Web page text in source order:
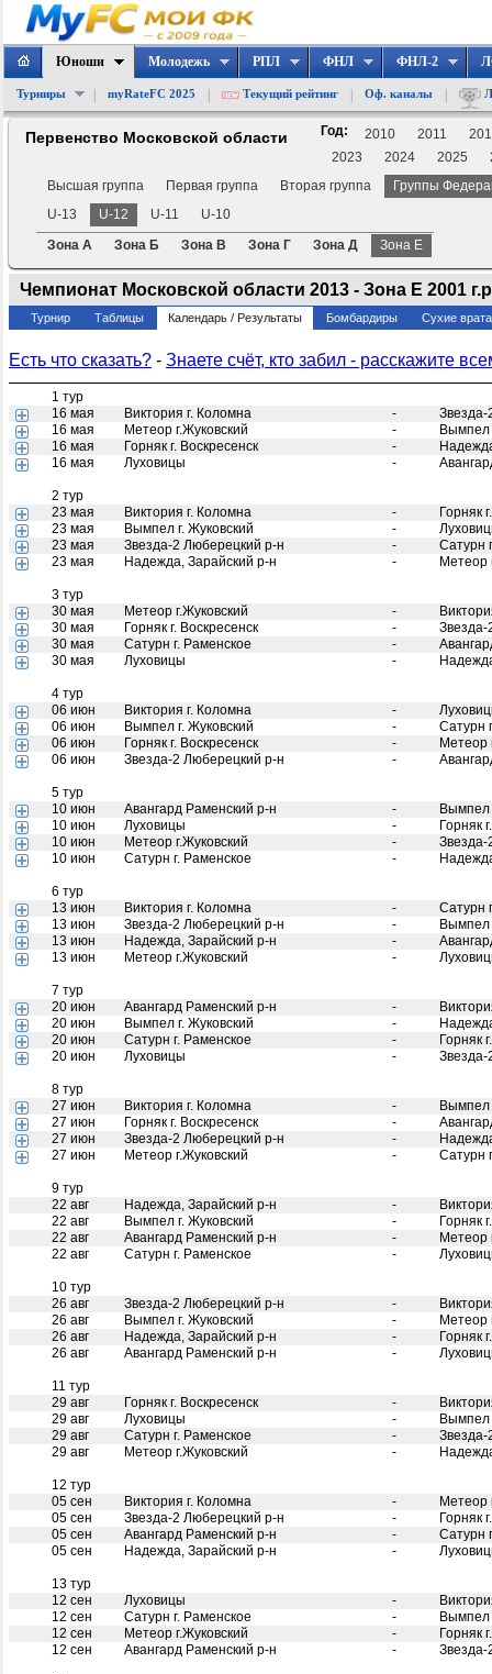
Юноши
Турниры myRateFC 2025 Текущий рейтинг Оф. каналы
Молодежь РПЛ ФНЛ ФНЛ-2
Первенство Московской области Год: 2010 2011
2023
2024 2025
Высшая группа
Первая группа Вторая группа
Группы
U-13
U-12 U-11
U-10
Зона А
Зона Б Зона В Зона Г Зона Д Зона Е
Чемпионат Московской области 2013 - Зона Е 2001
Турнир Таблицы Календарь / Результаты Бомбардиры Сухие
Есть что сказать? - Знаете счёт, кто забил - расскажите
1 тур
16 мая
Виктория г. Коломна -
16 мая
Метеор г.Жуковский -
Вымпел
16 мая
Горняк г. Воскресенск -
16 мая
Луховицы -
2 тур
23 мая
Виктория г. Коломна -
Горняк
23 мая
Вымпел г. Жуковский -
23 мая
Звезда-2 Люберецкий р-н -
Сатурн
23 мая
Надежда, Зарайский р-н - Метеор
3 тур
30 мая
Метеор г.Жуковский -
30 мая
Горняк г. Воскресенск -
30 мая
Сатурн г. Раменское -
30 мая
Луховицы -
4 тур
06 июн
Виктория г. Коломна -
06 июн
Вымпел г. Жуковский -
Сатурн
06 июн
Горняк г. Воскресенск -
Метеор
06 июн
Звезда-2 Люберецкий р-н -
5 тур
10 июн
Авангард Раменский р-н -
Вымпел
10 июн
Луховицы -
Горняк
10 июн
Метеор г.Жуковский -
10 июн
Сатурн г. Раменское -
6 тур
13 июн
Виктория г. Коломна -
Сатурн
13 июн
Звезда-2 Люберецкий р-н -
Вымпел
13 июн
Надежда, Зарайский р-н -
13 июн
Метеор г.Жуковский -
7 тур
20 июн
Авангард Раменский р-н -
20 июн
Вымпел г. Жуковский -
20 июн
Сатурн г. Раменское -
Горняк
20 июн
Луховицы -
8 тур
27 июн
Виктория г. Коломна -
Вымпел
27 июн
Горняк г. Воскресенск -
27 июн
Звезда-2 Люберецкий р-н -
27 июн
Метеор г.Жуковский - Сатурн
9 тур
22 авг
Надежда, Зарайский р-н -
22 авг
Вымпел г. Жуковский -
Горняк
22 авг
Авангард Раменский р-н -
Метеор
22 авг
Сатурн г. Раменское -
10 тур
26 авг
Звезда-2 Люберецкий р-н -
26 авг
Вымпел г. Жуковский -
Метеор
26 авг
Надежда, Зарайский р-н -
Горняк
26 авг
Авангард Раменский р-н -
11 тур
29 авг
Горняк г. Воскресенск -
29 авг
Луховицы -
Вымпел
29 авг
Сатурн г. Раменское -
29 авг
Метеор г.Жуковский -
12 тур
05 сен
Виктория г. Коломна -
Метеор
05 сен
Звезда-2 Люберецкий р-н -
Горняк
05 сен
Авангард Раменский р-н -
Сатурн
05 сен
Надежда, Зарайский р-н -
13 тур
12 сен
Луховицы -
12 сен
Сатурн г. Раменское -
Вымпел
12 сен
Метеор г.Жуковский -
Горняк
12 сен
Авангард Раменский р-н -